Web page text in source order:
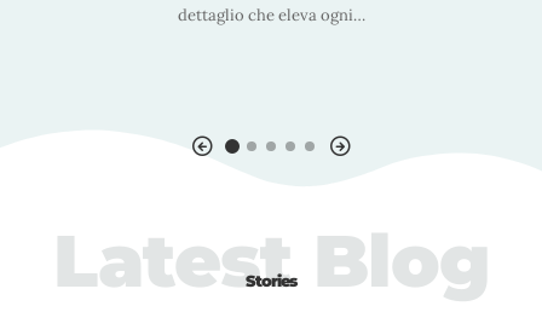
dettaglio che eleva ogni…
Stories
Latest Blog